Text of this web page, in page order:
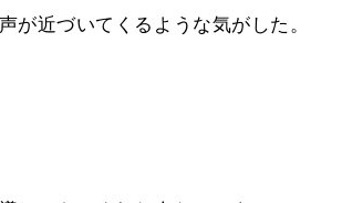
が近づいてくるような気がした。